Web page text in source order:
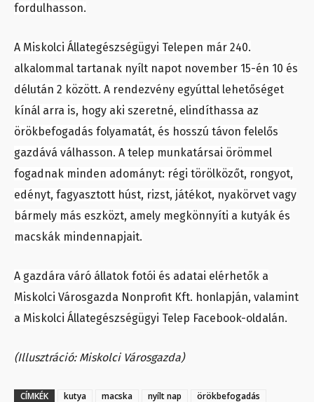
fordulhasson.
A Miskolci Állategészségügyi Telepen már 240.
alkalommal tartanak nyílt napot november 15-én 10 és
délután 2 között. A rendezvény egyúttal lehetőséget
kínál arra is, hogy aki szeretné, elindíthassa az
örökbefogadás folyamatát, és hosszú távon felelős
gazdává válhasson. A telep munkatársai örömmel
fogadnak minden adományt: régi törölközőt, rongyot,
edényt, fagyasztott húst, rizst, játékot, nyakörvet vagy
bármely más eszközt, amely megkönnyíti a kutyák és
macskák mindennapjait.
A gazdára váró állatok fotói és adatai elérhetők a
Miskolci Városgazda Nonprofit Kft. honlapján, valamint
a Miskolci Állategészségügyi Telep Facebook-oldalán.
(Illusztráció: Miskolci Városgazda)
CÍMKÉK kutya macska nyílt nap
örökbefogadás